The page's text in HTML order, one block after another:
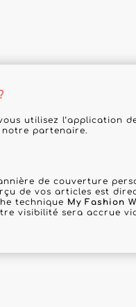
utilisez l’application
notre partenaire.
de couverture
de vos articles est
technique My Fashion
visibilité sera accrue